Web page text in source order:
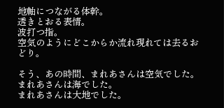
地軸につながる体幹。
透きとおる表情。
波打つ指。
空気のようにどこからか流れ現れては去るお
どり。
そう、あの時間、まれあさんは空気でした。
まれあさんは海でした。
まれあさんは大地でした。